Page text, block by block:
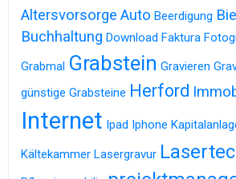
Altersvorsorge Auto Beerdigung
Buchhaltung Download Faktura
Grabmal Grabstein Gravieren
günstige Grabsteine Herford
Internet Ipad Iphone
Kältekammer Lasergravur